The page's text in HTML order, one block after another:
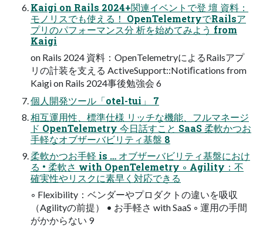
Kaigi on Rails 2024+関連イベントで登 壇 資料：
モノリスでも使える！ OpenTelemetryでRailsア
プリのパフォーマンス分 析を始めてみよう from
Kaigi
on Rails 2024 資料：OpenTelemetryによるRailsアプ
リの計装を支える ActiveSupport::Notiﬁcations from
Kaigi on Rails 2024事後勉強会 6
個人開発ツール「otel-tui」 7
相互運用性、標準仕様 リッチな機能、フルマネージ
ド OpenTelemetry 今日話すこと SaaS 柔軟かつお
手軽なオブザーバビリティ基盤 8
柔軟かつお手軽 is … オブザーバビリティ基盤におけ
る • 柔軟さ with OpenTelemetry ◦ Agility：不
確実性やリスクに素早く対応できる
◦ Flexibility：ベンダーやプロダクトの違いを吸収
（Agilityの前提） • お手軽さ with SaaS ◦ 運用の手間
がかからない 9